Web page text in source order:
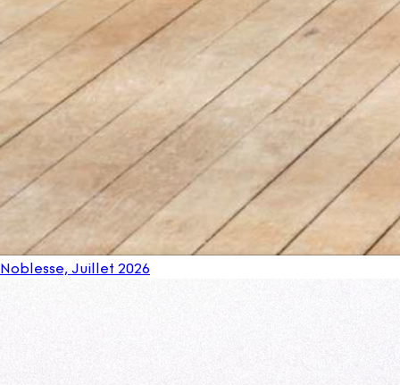
Noblesse, Juillet 2026